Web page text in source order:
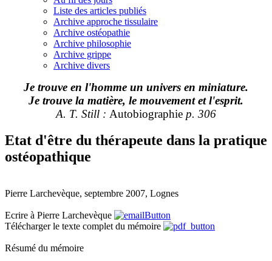
Liste des articles publiés
Archive approche tissulaire
Archive ostéopathie
Archive philosophie
Archive grippe
Archive divers
Je trouve en l'homme un univers en miniature.
Je trouve la matière, le mouvement et l'esprit.
A. T. Still : Autobiographie p. 306
Etat d'être du thérapeute dans la pratique
ostéopathique
Pierre Larchevèque, septembre 2007, Lognes
Ecrire à Pierre Larchevèque
Télécharger le texte complet du mémoire
Résumé du mémoire